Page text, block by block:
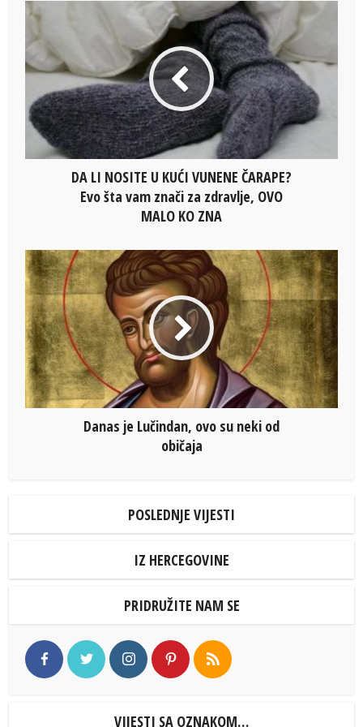
DA LI NOSITE U KUĆI VUNENE ČARAPE?
Evo šta vam znači za zdravlje, OVO
MALO KO ZNA
Danas je Lučindan, ovo su neki od
običaja
POSLEDNJE VIJESTI
IZ HERCEGOVINE
PRIDRUŽITE NAM SE
VIJESTI SA OZNAKOM…